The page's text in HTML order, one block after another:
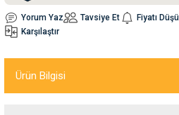
Yorum Yaz Tavsiye Et Fiyatı
Karşılaştır
Ürün Bilgisi